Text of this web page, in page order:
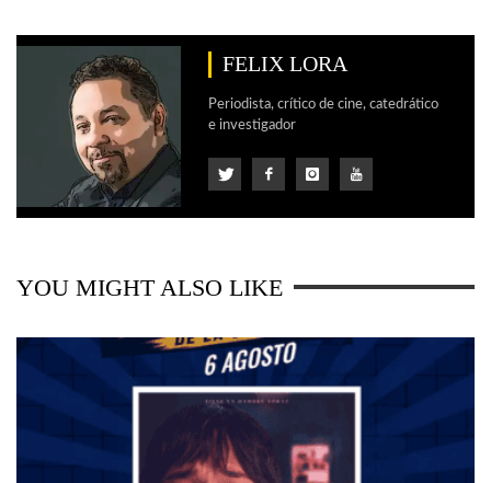
FELIX LORA
Periodista, crítico de cine, catedrático
e investigador
YOU MIGHT ALSO LIKE